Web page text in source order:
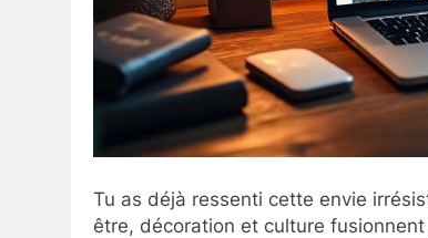
Tu as déjà ressenti cette envie
être, décoration et culture